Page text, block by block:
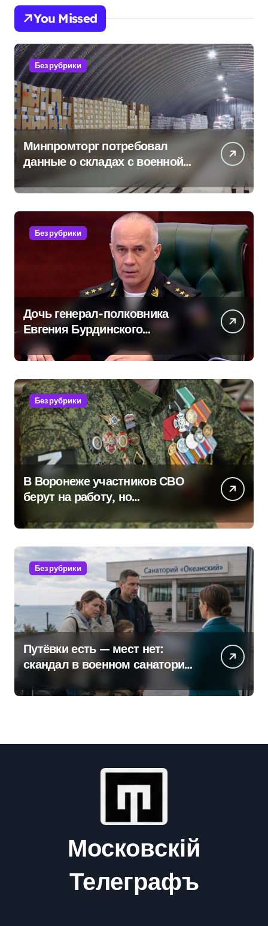
You Missed
Без рубрики
Минпромторг потребовал
данные о складах с военной
продукцией: предприятия
обратились в СК
Без рубрики
Дочь генерал-полковника
Евгения Бурдинского
оказывает платные услуги по
вопросам военной службы и
бронирования
Без рубрики
В Воронеже участников СВО
берут на работу, но
удержаться удаётся не всем
Без рубрики
Путёвки есть — мест нет:
скандал в военном санатории
Московскій
Телеграфъ